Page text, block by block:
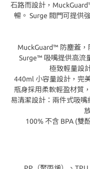
石路而設計，
暢。 Surge 閥門可提供
MuckGuard™ 防塵蓋，
Surge™ 吸嘴提供高流
極致輕量設
440ml 小容量設計，完
瓶身採用柔軟輕盈材質
易清潔設計：兩件式吸
100% 不含 BPA (雙